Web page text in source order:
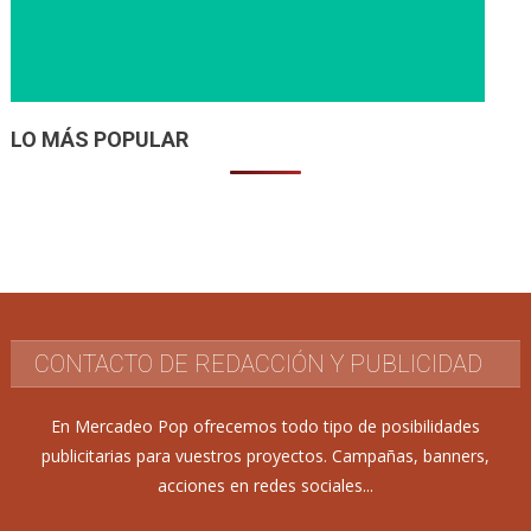
LO MÁS POPULAR
CONTACTO DE REDACCIÓN Y PUBLICIDAD
En Mercadeo Pop ofrecemos todo tipo de posibilidades
publicitarias para vuestros proyectos. Campañas, banners,
acciones en redes sociales...